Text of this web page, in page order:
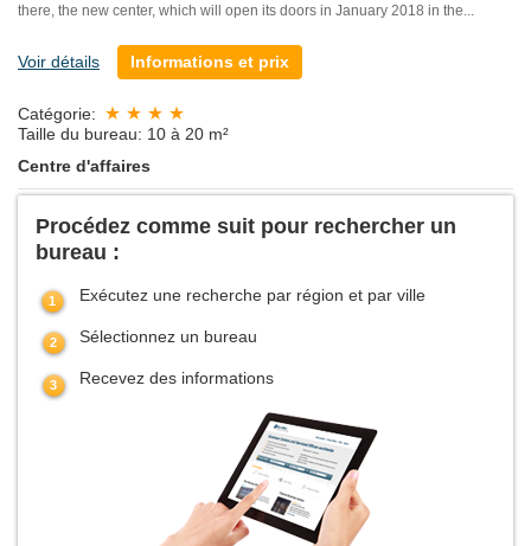
there, the new center, which will open its doors in January 2018 in the...
Voir détails Informations et prix
Catégorie:
Taille du bureau: 10 à 20 m²
Centre d'affaires
Procédez comme suit pour rechercher un
bureau :
Exécutez une recherche par région et par ville
Sélectionnez un bureau
Recevez des informations